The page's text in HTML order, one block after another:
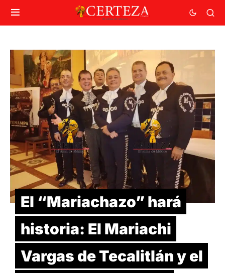
El “Mariachazo” hará
historia: El Mariachi
Vargas de Tecalitlán y el